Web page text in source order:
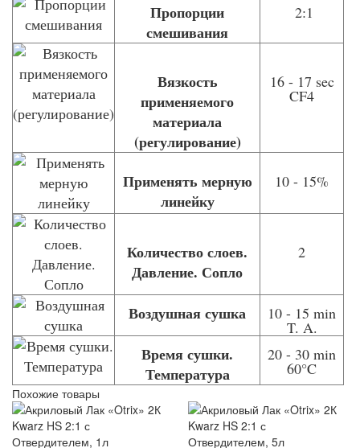
Пропорции
смешивания
2:1
Вязкость
применяемого
материала
(регулирование)
16 - 17 sec
CF4
Применять мерную
линейку
10 - 15%
Количество слоев.
Давление. Сопло
2
Воздушная сушка 10 - 15 min
T. A.
Время сушки.
Температура
20 - 30 min
60°C
Похожие товары